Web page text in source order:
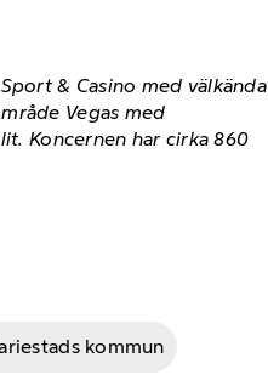
& Casino med välkända
Vegas med
Koncernen har cirka 860
kommun